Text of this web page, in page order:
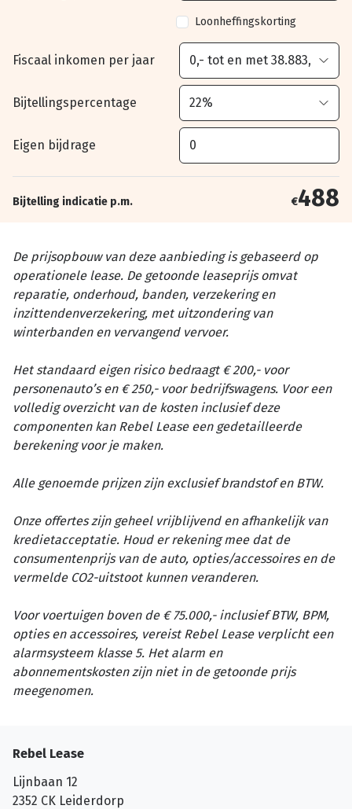
Loonheffingskorting
Fiscaal inkomen per jaar
Bijtellingspercentage
Eigen bijdrage
Bijtelling indicatie p.m. €488
De prijsopbouw van deze aanbieding is gebaseerd op
operationele lease. De getoonde leaseprijs omvat
reparatie, onderhoud, banden, verzekering en
inzittendenverzekering, met uitzondering van
winterbanden en vervangend vervoer.
Het standaard eigen risico bedraagt € 200,- voor
personenauto’s en € 250,- voor bedrijfswagens. Voor een
volledig overzicht van de kosten inclusief deze
componenten kan Rebel Lease een gedetailleerde
berekening voor je maken.
Alle genoemde prijzen zijn exclusief brandstof en BTW.
Onze offertes zijn geheel vrijblijvend en afhankelijk van
kredietacceptatie. Houd er rekening mee dat de
consumentenprijs van de auto, opties/accessoires en de
vermelde CO2-uitstoot kunnen veranderen.
Voor voertuigen boven de € 75.000,- inclusief BTW, BPM,
opties en accessoires, vereist Rebel Lease verplicht een
alarmsysteem klasse 5. Het alarm en
abonnementskosten zijn niet in de getoonde prijs
meegenomen.
Rebel Lease
Lijnbaan 12
2352 CK Leiderdorp